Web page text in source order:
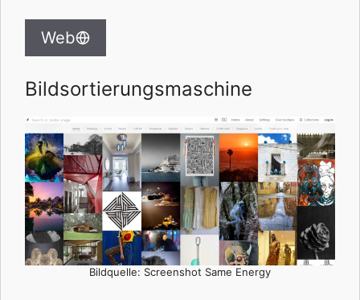
Web
Bildsortierungsmaschine
Bildquelle: Screenshot Same Energy